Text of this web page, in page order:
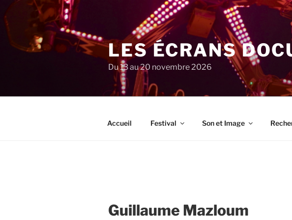
au
contenu
principal
LES ÉCRANS
Du 13 au 20 novembre 2026
Accueil Festival Son et Image
Guillaume Mazloum